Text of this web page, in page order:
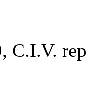
C.I.V.